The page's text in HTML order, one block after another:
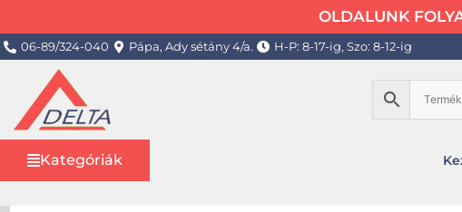
OLDALUNK
06-89/324-040 Pápa, Ady sétány 4/a. H-P: 8-17-ig, Szo: 8-12-ig
Kategóriák